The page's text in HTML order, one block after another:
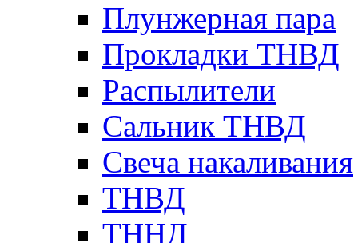
Плунжерная пара
Прокладки ТНВД
Распылители
Сальник ТНВД
Свеча накаливания
ТНВД
ТННД